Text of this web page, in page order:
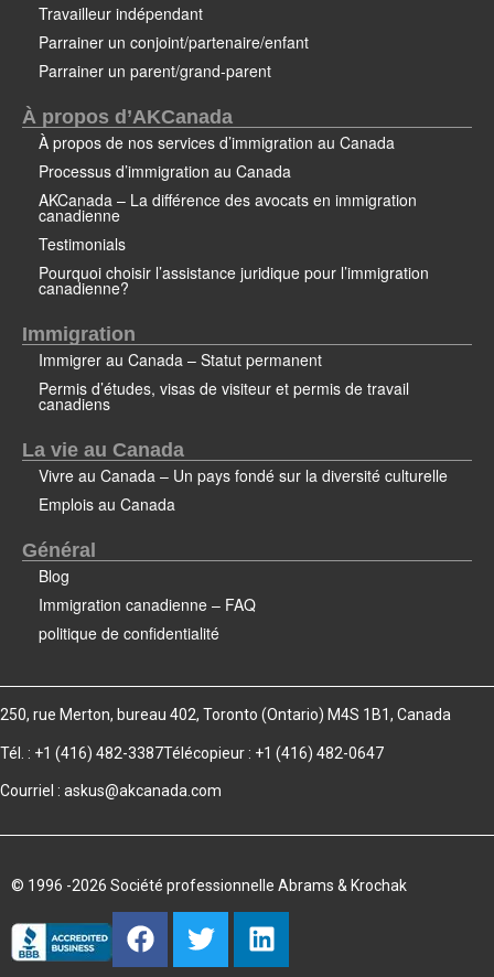
Travailleur indépendant
Parrainer un conjoint/partenaire/enfant
Parrainer un parent/grand-parent
À propos d’AKCanada
À propos de nos services d’immigration au Canada
Processus d’immigration au Canada
AKCanada – La différence des avocats en immigration
canadienne
Testimonials
Pourquoi choisir l’assistance juridique pour l’immigration
canadienne?
Immigration
Immigrer au Canada – Statut permanent
Permis d’études, visas de visiteur et permis de travail
canadiens
La vie au Canada
Vivre au Canada – Un pays fondé sur la diversité culturelle
Emplois au Canada
Général
Blog
Immigration canadienne – FAQ
politique de confidentialité
250, rue Merton, bureau 402, Toronto (Ontario) M4S 1B1, Canada
Tél. : +1 (416) 482-3387Télécopieur : +1 (416) 482-0647
Courriel : askus@akcanada.com
© 1996 -2026 Société professionnelle Abrams & Krochak